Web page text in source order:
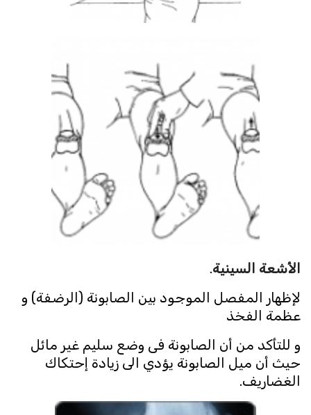
الأشعة السينية.
لإظهار المفصل الموجود بين الصابونة (الرضفة) و
عظمة الفخذ
و للتأكد من أن الصابونة فى وضع سليم غير مائل
حيث أن ميل الصابونة يؤدي الى زيادة إحتكاك
الغضاريف.